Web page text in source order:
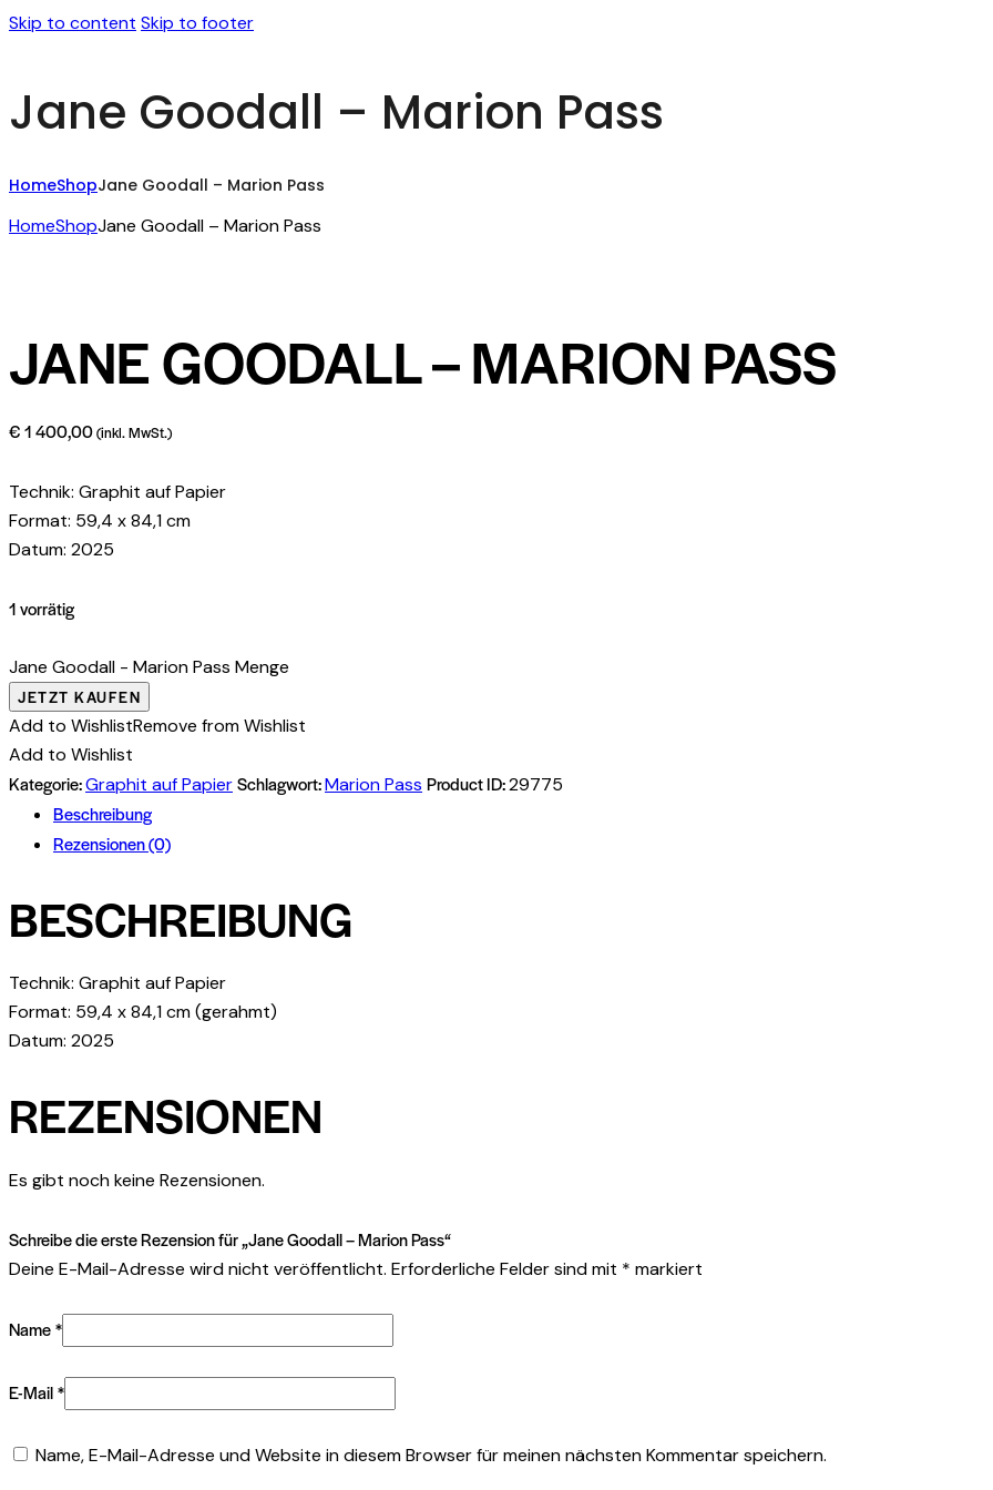
Skip to content Skip to footer
Jane Goodall – Marion Pass
HomeShopJane Goodall – Marion Pass
HomeShopJane Goodall – Marion Pass
JANE GOODALL – MARION PASS
€1 400,00(inkl. MwSt.)
Technik: Graphit auf Papier
Format: 59,4 x 84,1 cm
Datum: 2025
1 vorrätig
Jane Goodall - Marion Pass Menge
JETZT KAUFEN
Add to WishlistRemove from Wishlist
Add to Wishlist
Kategorie:Graphit auf PapierSchlagwort:Marion Pass Product ID:29775
Beschreibung
Rezensionen (0)
BESCHREIBUNG
Technik: Graphit auf Papier
Format: 59,4 x 84,1 cm (gerahmt)
Datum: 2025
REZENSIONEN
Es gibt noch keine Rezensionen.
Schreibe die erste Rezension für „Jane Goodall – Marion Pass“
Deine E-Mail-Adresse wird nicht veröffentlicht. Erforderliche Felder sind mit * markiert
Name*
E-Mail*
Name, E-Mail-Adresse und Website in diesem Browser für meinen nächsten Kommentar speichern.